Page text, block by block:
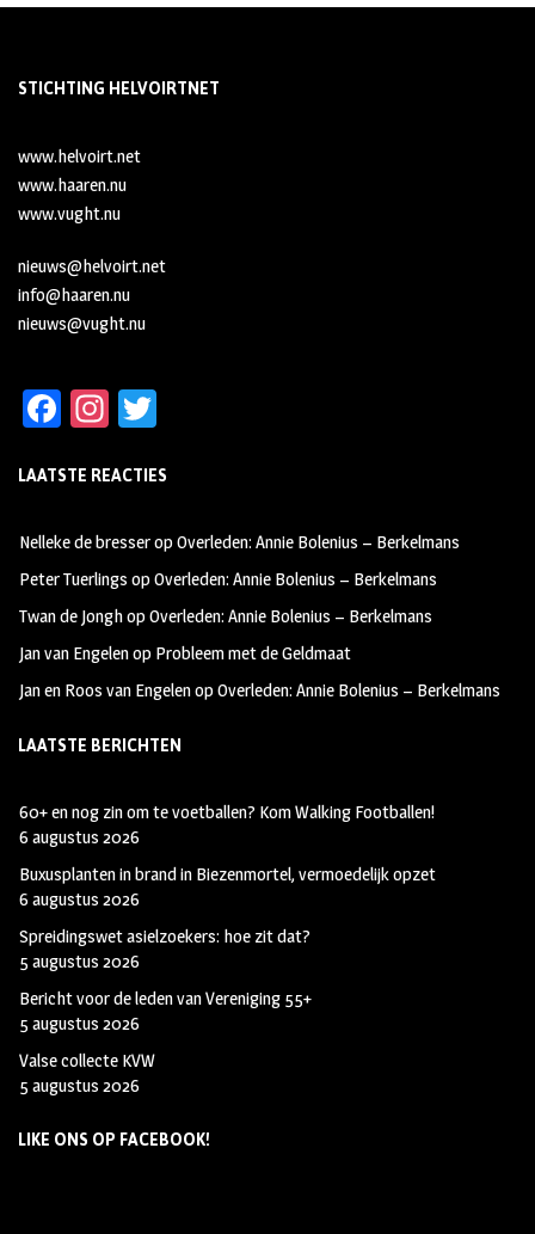
STICHTING HELVOIRTNET
www.helvoirt.net
www.haaren.nu
www.vught.nu
nieuws@helvoirt.net
info@haaren.nu
nieuws@vught.nu
Fa
b
oo
k
In
ag
m
tt
LAATSTE REACTIES
Nelleke de bresseropOverleden: Annie Bolenius – Berkelmans
Peter Tuerlings opOverleden: Annie Bolenius – Berkelmans
Twan de JonghopOverleden: Annie Bolenius – Berkelmans
Jan van Engelenop Probleem met de Geldmaat
Jan en Roos van EngelenopOverleden: Annie Bolenius – Berkelmans
LAATSTE BERICHTEN
60+ en nog zin om te voetballen? Kom Walking Footballen!
6 augustus 2026
Buxusplanten in brand in Biezenmortel, vermoedelijk opzet
6 augustus 2026
Spreidingswet asielzoekers: hoe zit dat?
5 augustus 2026
Bericht voor de leden van Vereniging 55+
5 augustus 2026
Valse collecte KVW
5 augustus 2026
LIKE ONS OP FACEBOOK!